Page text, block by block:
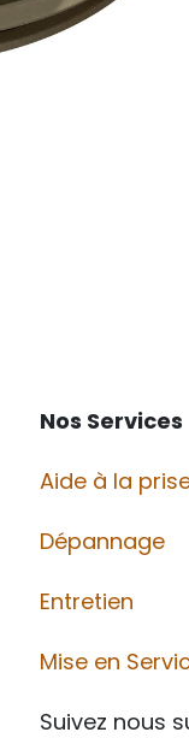
Aide à la
Dépannage
Entretien
Mise en
Nos Services
Suivez nous